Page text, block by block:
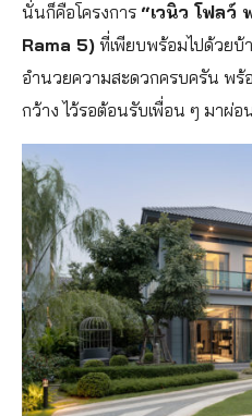
นั่นก็คือโครงการ “เวนิว โฟลว์
Rama 5) ที่เพียบพร้อมไปด้วย
อำนวยความสะดวกครบครัน พ
กว้าง ไว้รอต้อนรับเพื่อน ๆ มาผ่